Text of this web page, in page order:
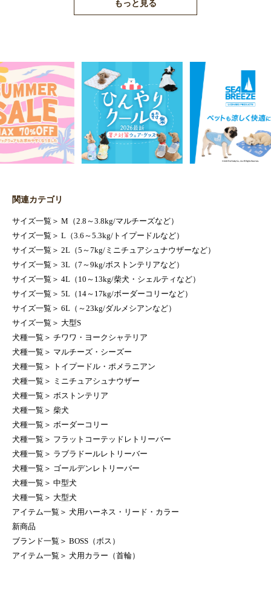
もっと見る
関連カテゴリ
サイズ一覧 ＞ M（2.8～3.8kg/マルチーズなど）
サイズ一覧 ＞ L（3.6～5.3kg/トイプードルなど）
サイズ一覧 ＞ 2L（5～7kg/ミニチュアシュナウザーなど）
サイズ一覧 ＞ 3L（7～9kg/ボストンテリアなど）
サイズ一覧 ＞ 4L（10～13kg/柴犬・シェルティなど）
サイズ一覧 ＞ 5L（14～17kg/ボーダーコリーなど）
サイズ一覧 ＞ 6L（～23kg/ダルメシアンなど）
サイズ一覧 ＞ 大型S
犬種一覧 ＞ チワワ・ヨークシャテリア
犬種一覧 ＞ マルチーズ・シーズー
犬種一覧 ＞
トイプードル・ポメラニアン
犬種一覧 ＞
ミニチュアシュナウザー
犬種一覧 ＞ ボストンテリア
犬種一覧 ＞ 柴犬
犬種一覧 ＞ ボーダーコリー
犬種一覧 ＞ フラットコーテッドレトリーバー
犬種一覧 ＞ ラブラドールレトリーバー
犬種一覧 ＞ ゴールデンレトリーバー
犬種一覧 ＞ 中型犬
犬種一覧 ＞ 大型犬
アイテム一覧 ＞ 犬用ハーネス・リード・カラー
新商品
ブランド一覧 ＞ BOSS（ボス）
アイテム一覧 ＞ 犬用カラー（首輪）